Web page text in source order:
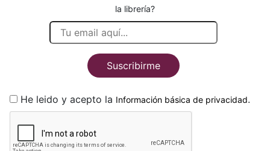
la librería?
Suscribirme
He leido y acepto la Información básica de privacidad.